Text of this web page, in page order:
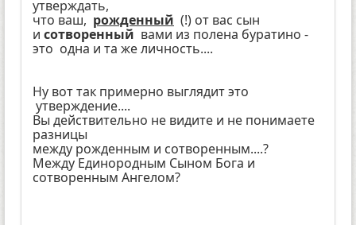
утверждать,
что ваш, рожденный (!) от вас сын
и сотворенный вами из полена буратино -
это одна и та же личность....
Ну вот так примерно выглядит это
утверждение....
Вы действительно не видите и не понимаете
разницы
между рожденным и сотворенным....?
Между Единородным Сыном Бога и
сотворенным Ангелом?